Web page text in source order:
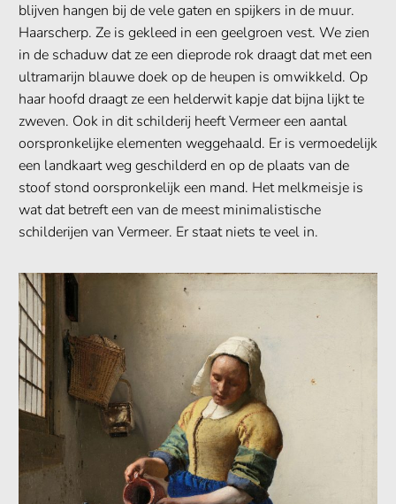
blijven hangen bij de vele gaten en spijkers in de muur.
Haarscherp. Ze is gekleed in een geelgroen vest. We zien
in de schaduw dat ze een dieprode rok draagt dat met een
ultramarijn blauwe doek op de heupen is omwikkeld. Op
haar hoofd draagt ze een helderwit kapje dat bijna lijkt te
zweven. Ook in dit schilderij heeft Vermeer een aantal
oorspronkelijke elementen weggehaald. Er is vermoedelijk
een landkaart weg geschilderd en op de plaats van de
stoof stond oorspronkelijk een mand. Het melkmeisje is
wat dat betreft een van de meest minimalistische
schilderijen van Vermeer. Er staat niets te veel in.